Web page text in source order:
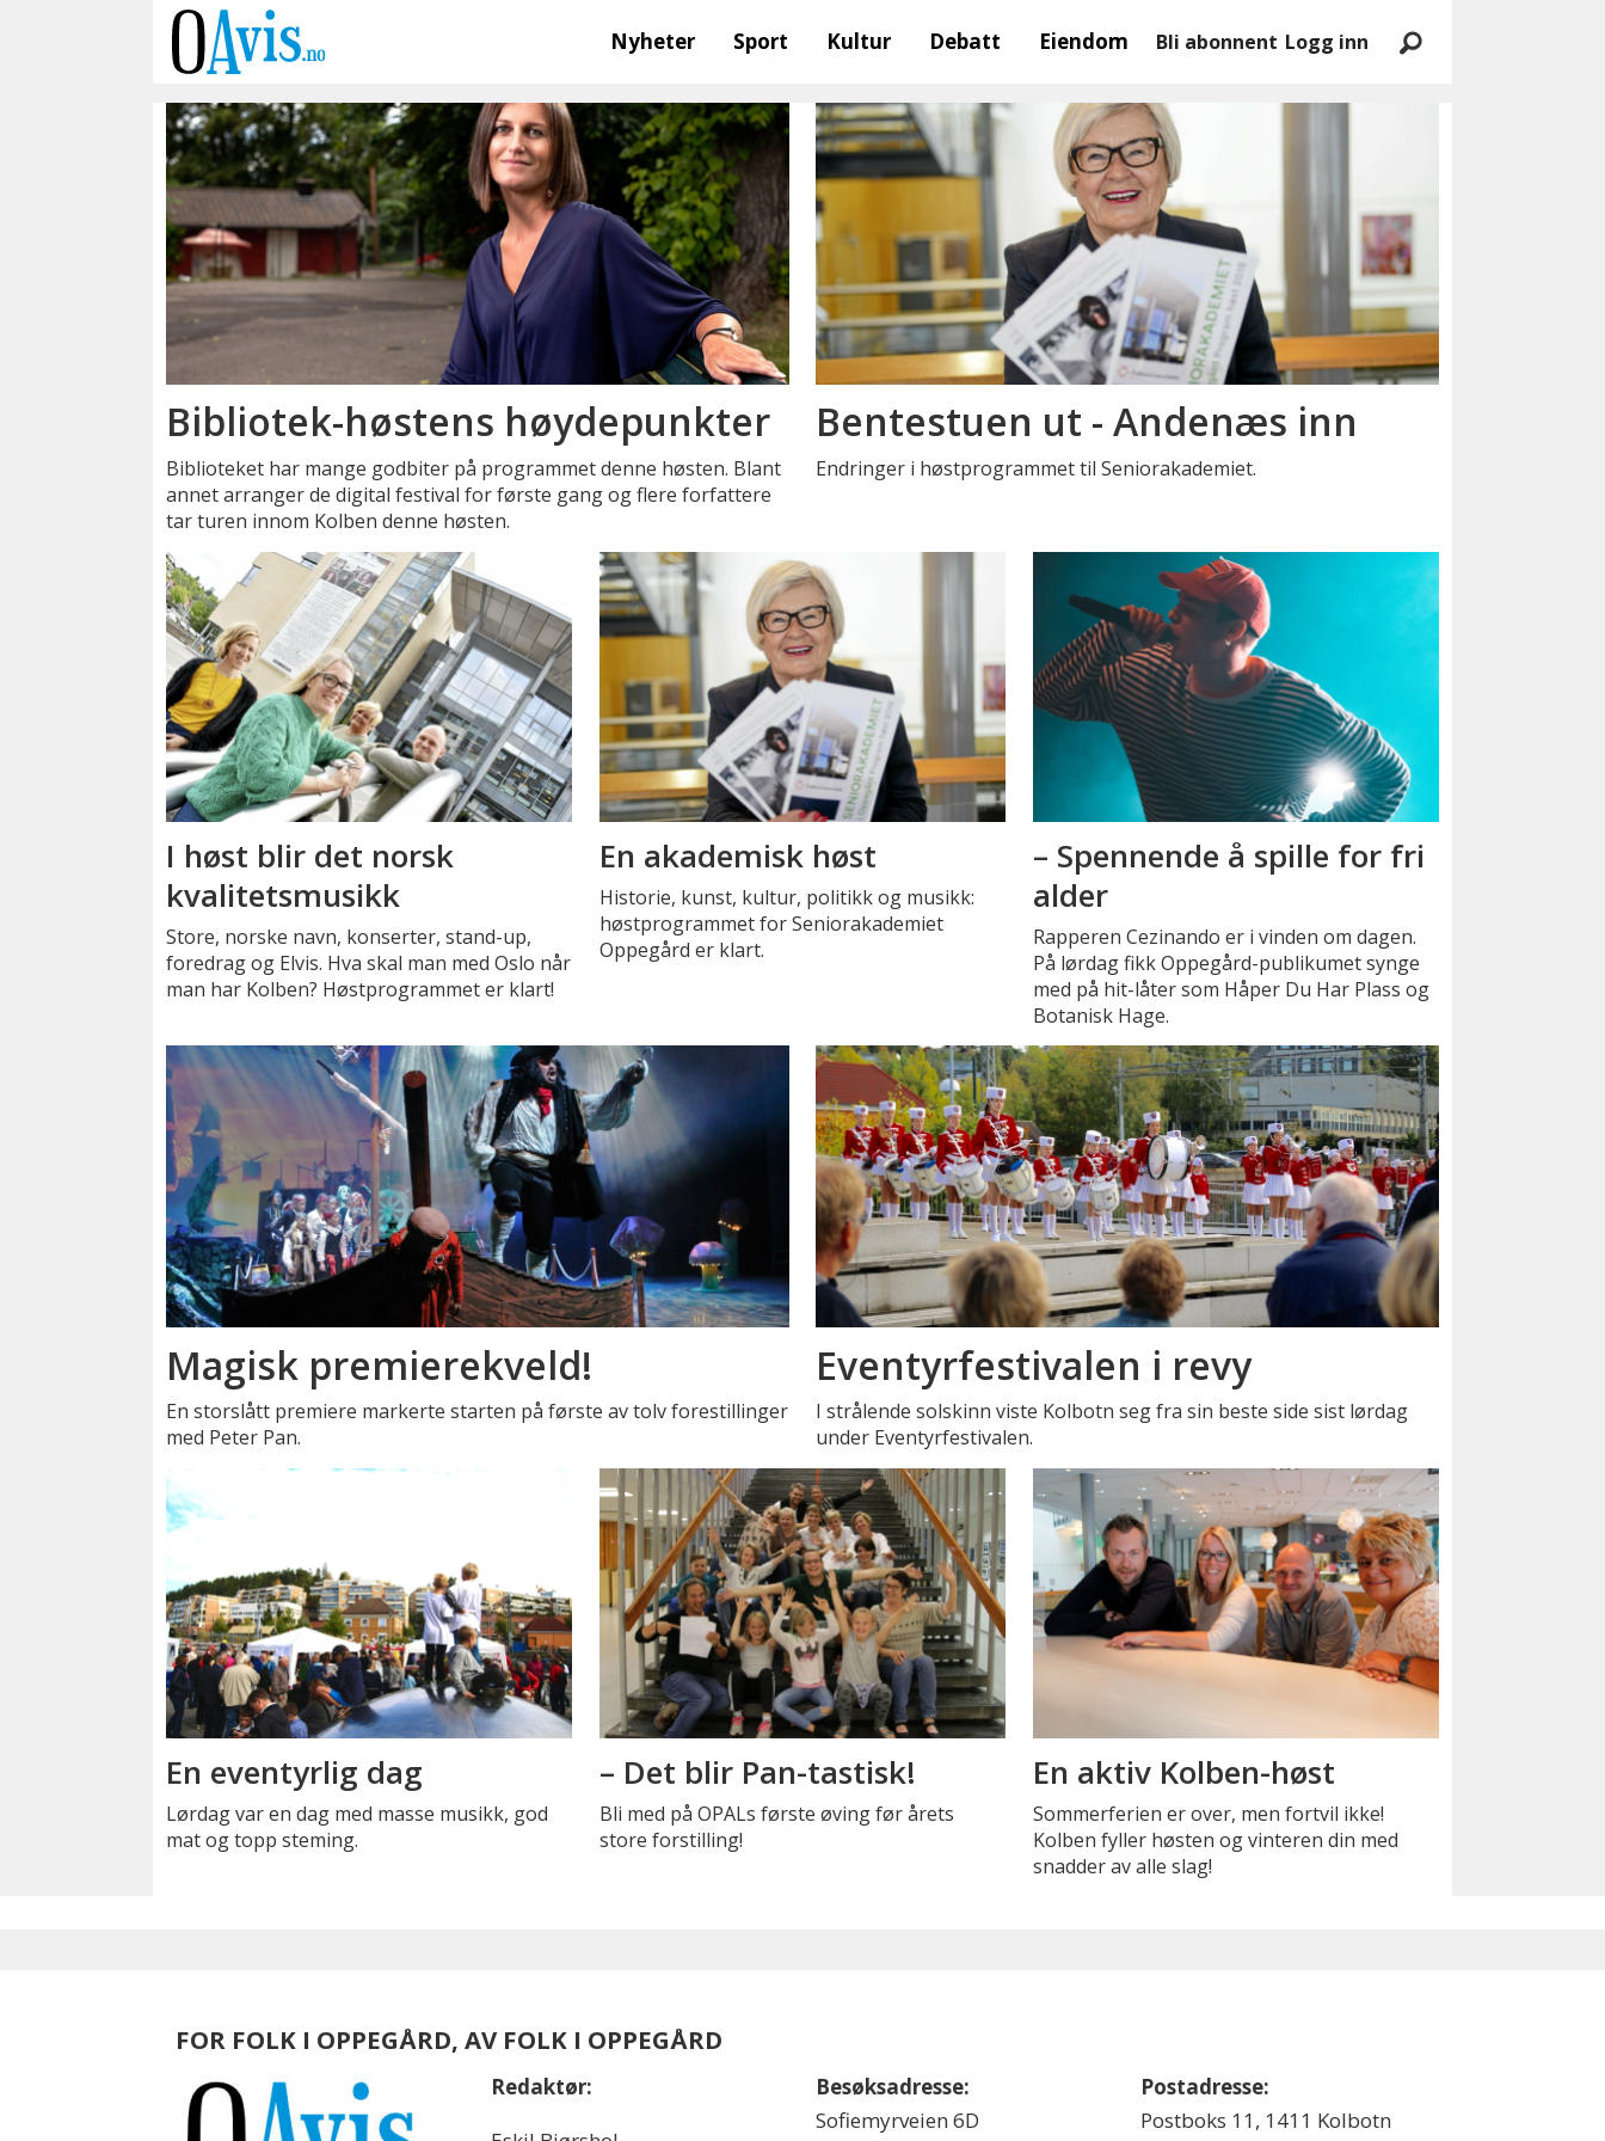
Nyheter Sport Kultur Debatt Eiendom Bli abonnent Logg inn
høstprogram
Bibliotek-høstens høydepunkter
Biblioteket har mange godbiter på programmet denne høsten. Blant
annet arranger de digital festival for første gang og flere forfattere
tar turen innom Kolben denne høsten.
Bentestuen ut - Andenæs inn
Endringer i høstprogrammet til Seniorakademiet.
I høst blir det norsk
kvalitetsmusikk
Store, norske navn, konserter, stand-up,
foredrag og Elvis. Hva skal man med Oslo når
man har Kolben? Høstprogrammet er klart!
En akademisk høst
Historie, kunst, kultur, politikk og musikk:
høstprogrammet for Seniorakademiet
Oppegård er klart.
– Spennende å spille for fri
alder
Rapperen Cezinando er i vinden om dagen.
På lørdag fikk Oppegård-publikumet synge
med på hit-låter som Håper Du Har Plass og
Botanisk Hage.
Magisk premierekveld!
En storslått premiere markerte starten på første av tolv forestillinger
med Peter Pan.
Eventyrfestivalen i revy
I strålende solskinn viste Kolbotn seg fra sin beste side sist lørdag
under Eventyrfestivalen.
En eventyrlig dag
Lørdag var en dag med masse musikk, god
mat og topp steming.
– Det blir Pan-tastisk!
Bli med på OPALs første øving før årets
store forstilling!
En aktiv Kolben-høst
Sommerferien er over, men fortvil ikke!
Kolben fyller høsten og vinteren din med
snadder av alle slag!
FOR FOLK I OPPEGÅRD, AV FOLK I OPPEGÅRD
Redaktør:
Besøksadresse:
Sofiemyrveien 6D
Postadresse:
Postboks 11, 1411 Kolbotn